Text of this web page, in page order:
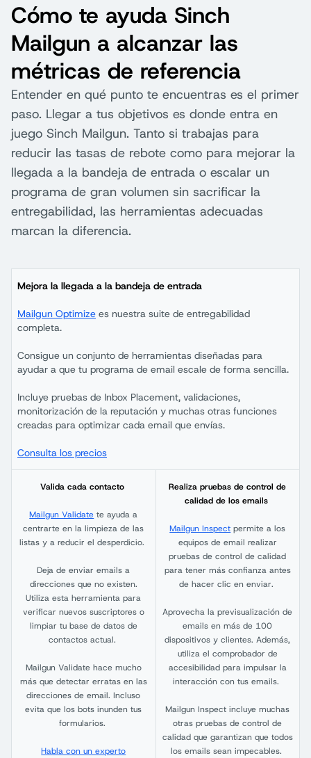
Cómo te ayuda Sinch
Mailgun a alcanzar las
métricas de referencia
Entender en qué punto te encuentras es el primer
paso. Llegar a tus objetivos es donde entra en
juego Sinch Mailgun. Tanto si trabajas para
reducir las tasas de rebote como para mejorar la
llegada a la bandeja de entrada o escalar un
programa de gran volumen sin sacrificar la
entregabilidad, las herramientas adecuadas
marcan la diferencia.
Mejora la llegada a la bandeja de entrada
Mailgun Optimize es nuestra suite de entregabilidad
completa.
Consigue un conjunto de herramientas diseñadas para
ayudar a que tu programa de email escale de forma sencilla.
Incluye pruebas de Inbox Placement, validaciones,
monitorización de la reputación y muchas otras funciones
creadas para optimizar cada email que envías.
Consulta los precios
Valida cada contacto
Mailgun Validate te ayuda a
centrarte en la limpieza de las
listas y a reducir el desperdicio.
Deja de enviar emails a
direcciones que no existen.
Utiliza esta herramienta para
verificar nuevos suscriptores o
limpiar tu base de datos de
contactos actual.
Mailgun Validate hace mucho
más que detectar erratas en las
direcciones de email. Incluso
evita que los bots inunden tus
formularios.
Habla con un experto
Realiza pruebas de control de
calidad de los emails
Mailgun Inspect permite a los
equipos de email realizar
pruebas de control de calidad
para tener más confianza antes
de hacer clic en enviar.
Aprovecha la previsualización de
emails en más de 100
dispositivos y clientes. Además,
utiliza el comprobador de
accesibilidad para impulsar la
interacción con tus emails.
Mailgun Inspect incluye muchas
otras pruebas de control de
calidad que garantizan que todos
los emails sean impecables.